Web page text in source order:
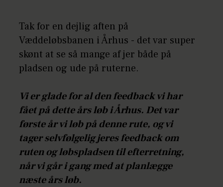
Tak for en dejlig aften på
Væddeløbsbanen i Århus - det var super
skønt at se så mange af jer både på
pladsen og ude på ruterne.
Vi er glade for al den feedback vi har
fået på dette års løb i Århus. Det var
første år vi løb på denne rute, og vi
tager selvfølgelig jeres feedback om
ruten og løbspladsen til efterretning,
når vi går i gang med at planlægge
næste års løb.